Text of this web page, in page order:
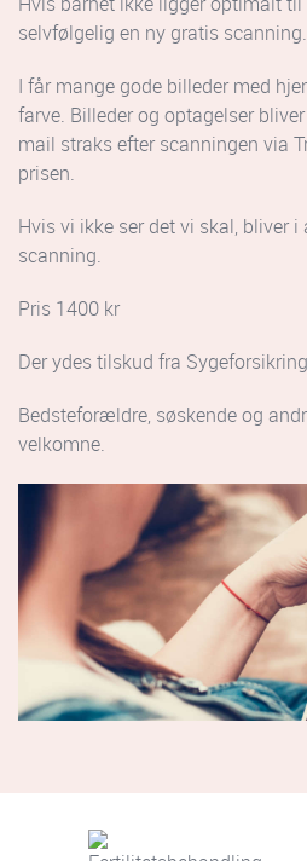
selvfølgelig en ny gratis scanning.
I får mange gode billeder med
farve. Billeder og optagelser
mail straks efter scanningen via
prisen.
Hvis vi ikke ser det vi skal, bliver
scanning.
Pris 1400 kr
Der ydes tilskud fra
Bedsteforældre, søskende og
velkomne.